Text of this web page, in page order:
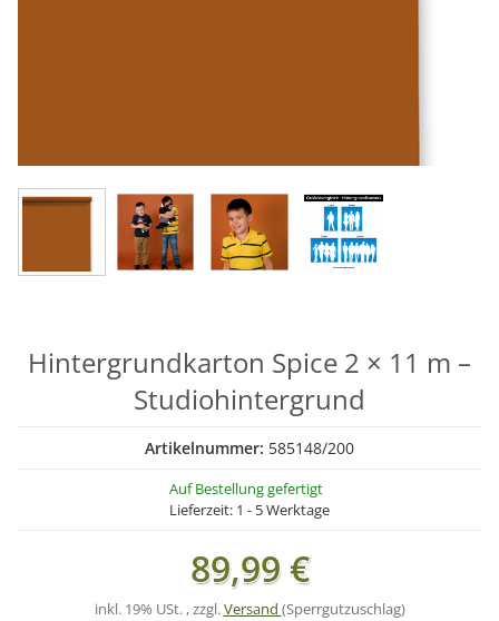
Hintergrundkarton Spice 2 × 11 m –
Studiohintergrund
Artikelnummer: 585148/200
Auf Bestellung gefertigt
Lieferzeit: 1 - 5 Werktage
89,99 €
inkl. 19% USt. , zzgl.Versand (Sperrgutzuschlag)